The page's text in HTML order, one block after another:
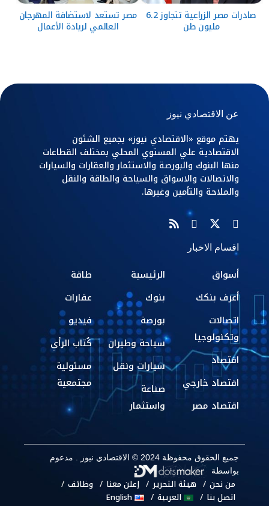
صادرات مصر الزراعية تتجاوز 6.2
مليون طن
مصر تستعد لاستضافة المهرجان
العالمي لريادة الأعمال
عن الاقتصادي نيوز
يهتم موقع «الاقتصادي نيوز» بجميع الشئون
الاقتصادية علي المستوي المحلي بمختلف القطاعات
منها البنوك والبورصة والاستثمار والعقارات والسيارات
والاتصالات والاسواق والسياحة والطاقة والنقل
والملاحة والتأمين وغيرها.
اقسام الاخبار
أسواق
أعرف بنكك
اتصالات
وتكنولوجيا
اقتصاد
اقتصاد خارجي
اقتصاد مصر
الرئيسية
بنوك
بورصة
سياحة وطيران
سيارات ونقل
صناعة
واستثمار
طاقة
عقارات
فيديو
كُتاب الرأي
مسئولية
مجتمعية
جميع الحقوق محفوظة 2024 © الاقتصادي نيوز . مدعوم
بواسطة
من نحن هيئة التحرير إعلن معنا
وظائف
اتصل بنا
العربية English